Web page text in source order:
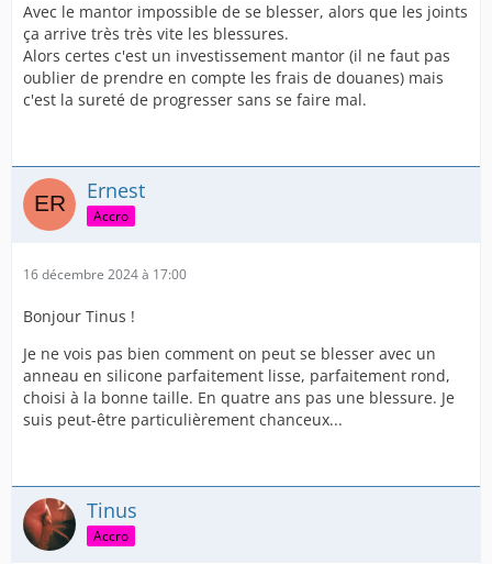
Avec le mantor impossible de se blesser, alors que les joints
ça arrive très très vite les blessures.
Alors certes c'est un investissement mantor (il ne faut pas
oublier de prendre en compte les frais de douanes) mais
c'est la sureté de progresser sans se faire mal.
Ernest
Accro
16 décembre 2024 à 17:00
Bonjour Tinus !
Je ne vois pas bien comment on peut se blesser avec un
anneau en silicone parfaitement lisse, parfaitement rond,
choisi à la bonne taille. En quatre ans pas une blessure. Je
suis peut-être particulièrement chanceux...
Tinus
Accro